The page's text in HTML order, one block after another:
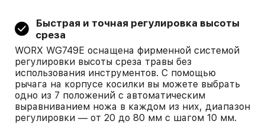
Быстрая и точная регулировка высоты
среза
WORX WG749E оснащена фирменной системой
регулировки высоты среза травы без
использования инструментов. С помощью
рычага на корпусе косилки вы можете выбрать
одно из 7 положений с автоматическим
выравниванием ножа в каждом из них, диапазон
регулировки — от 20 до 80 мм с шагом 10 мм.